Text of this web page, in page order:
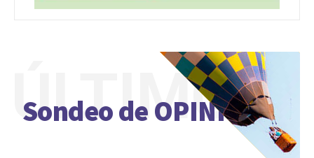
Sondeo de OPINIÓN
ÚLTIMO